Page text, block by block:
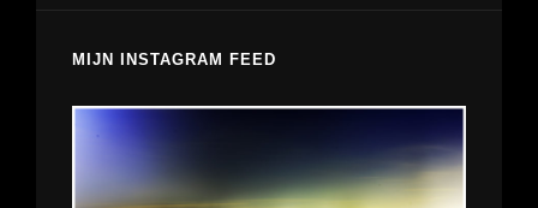
MIJN INSTAGRAM FEED